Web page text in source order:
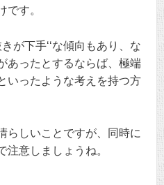
です。
が下手‘‘な傾向もあり、な
あったとするならば、極端
いったような考えを持つ方
らしいことですが、同時に
注意しましょうね。